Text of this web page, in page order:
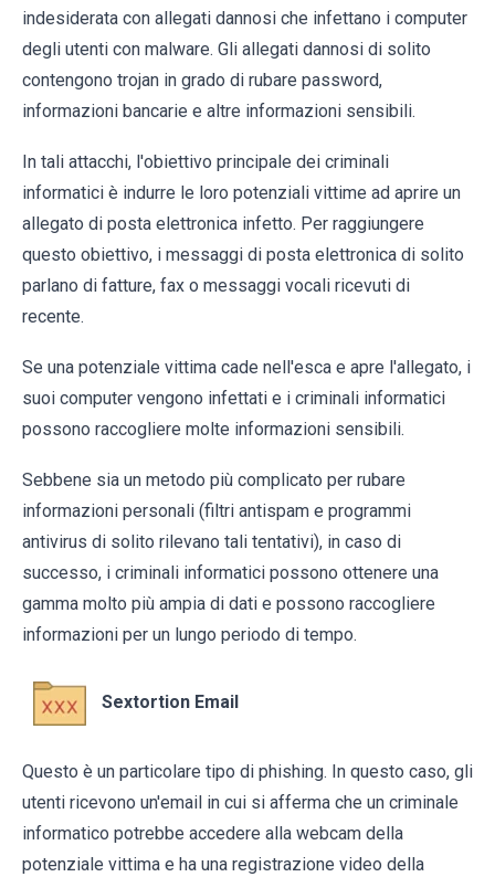
indesiderata con allegati dannosi che infettano i computer
degli utenti con malware. Gli allegati dannosi di solito
contengono trojan in grado di rubare password,
informazioni bancarie e altre informazioni sensibili.
In tali attacchi, l'obiettivo principale dei criminali
informatici è indurre le loro potenziali vittime ad aprire un
allegato di posta elettronica infetto. Per raggiungere
questo obiettivo, i messaggi di posta elettronica di solito
parlano di fatture, fax o messaggi vocali ricevuti di
recente.
Se una potenziale vittima cade nell'esca e apre l'allegato, i
suoi computer vengono infettati e i criminali informatici
possono raccogliere molte informazioni sensibili.
Sebbene sia un metodo più complicato per rubare
informazioni personali (filtri antispam e programmi
antivirus di solito rilevano tali tentativi), in caso di
successo, i criminali informatici possono ottenere una
gamma molto più ampia di dati e possono raccogliere
informazioni per un lungo periodo di tempo.
Sextortion Email
Questo è un particolare tipo di phishing. In questo caso, gli
utenti ricevono un'email in cui si afferma che un criminale
informatico potrebbe accedere alla webcam della
potenziale vittima e ha una registrazione video della